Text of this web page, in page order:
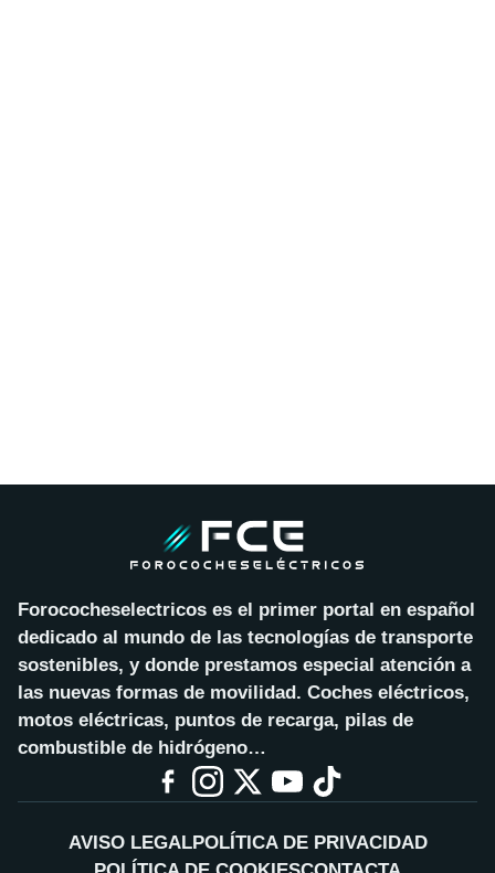
Forococheselectricos es el primer portal en español
dedicado al mundo de las tecnologías de transporte
sostenibles, y donde prestamos especial atención a
las nuevas formas de movilidad. Coches eléctricos,
motos eléctricas, puntos de recarga, pilas de
combustible de hidrógeno…
AVISO LEGALPOLÍTICA DE PRIVACIDAD